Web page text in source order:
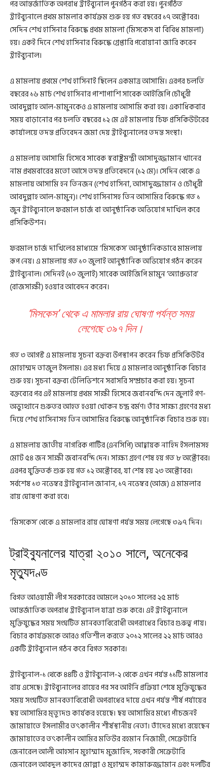
পর আন্তর্জাতিক অপরাধ ট্রাইব্যুনাল পুনর্গঠন করা হয়। পুনর্গঠিত
ট্রাইব্যুনালে প্রথম মামলার কার্যক্রম শুরু হয় গত বছরের ১৭ অক্টোবর।
সেদিন শেখ হাসিনার বিরুদ্ধে প্রথম মামলা (মিসকেস বা বিবিধ মামলা)
হয়। একই দিনে শেখ হাসিনার বিরুদ্ধে গ্রেপ্তারি পরোয়ানা জারি করেন
ট্রাইব্যুনাল।
এ মামলায় প্রথমে শেখ হাসিনাই ছিলেন একমাত্র আসামি। এরপর চলতি
বছরের ১৬ মার্চ শেখ হাসিনার পাশাপাশি সাবেক আইজিপি চৌধুরী
আবদুল্লাহ আল-মামুনকেও এ মামলায় আসামি করা হয়। একাধিকবার
সময় বাড়ানোর পর চলতি বছরের ১২ মে এই মামলায় চিফ প্রসিকিউটরের
কার্যালয়ে তদন্ত প্রতিবেদন জমা দেয় ট্রাইব্যুনালের তদন্ত সংস্থা।
এ মামলায় আসামি হিসেবে সাবেক স্বরাষ্ট্রমন্ত্রী আসাদুজ্জামান খানের
নাম প্রথমবারের মতো আসে তদন্ত প্রতিবেদনে (১২ মে)। সেদিন থেকে এ
মামলায় আসামি হন তিনজন (শেখ হাসিনা, আসাদুজ্জামান ও চৌধুরী
আবদুল্লাহ আল-মামুন)। শেখ হাসিনাসহ তিন আসামির বিরুদ্ধে গত ১
জুন ট্রাইব্যুনালে ফরমাল চার্জ বা আনুষ্ঠানিক অভিযোগ দাখিল করে
প্রসিকিউশন।
ফরমাল চার্জ দাখিলের মাধ্যমে ‘মিসকেস’ আনুষ্ঠানিকভাবে মামলায়
রূপ নেয়। এ মামলায় গত ১০ জুলাই আনুষ্ঠানিক অভিযোগ গঠন করেন
ট্রাইব্যুনাল। সেদিনই (১০ জুলাই) সাবেক আইজিপি মামুন ‘অ্যাপ্রুভার’
(রাজসাক্ষী) হওয়ার আবেদন করেন।
‘মিসকেস’ থেকে এ মামলার রায় ঘোষণা পর্যন্ত সময়
লেগেছে ৩৯৭ দিন।
গত ৩ আগস্ট এ মামলায় সূচনা বক্তব্য উপস্থাপন করেন চিফ প্রসিকিউটর
মোহাম্মদ তাজুল ইসলাম। এর মধ্য দিয়ে এ মামলার আনুষ্ঠানিক বিচার
শুরু হয়। সূচনা বক্তব্য টেলিভিশনে সরাসরি সম্প্রচার করা হয়। সূচনা
বক্তব্যের পর এই মামলায় প্রথম সাক্ষী হিসেবে জবানবন্দি দেন জুলাই গণ-
অভ্যুত্থানে গুরুতর আহত হওয়া খোকন চন্দ্র বর্মণ। তাঁর সাক্ষ্য গ্রহণের মধ্য
দিয়ে শেখ হাসিনাসহ তিন আসামির বিরুদ্ধে আনুষ্ঠানিক বিচার শুরু হয়।
এ মামলায় জাতীয় নাগরিক পার্টির (এনসিপি) আহ্বায়ক নাহিদ ইসলামসহ
মোট ৫৪ জন সাক্ষী জবানবন্দি দেন। সাক্ষ্য গ্রহণ শেষ হয় গত ৮ অক্টোবর।
এরপর যুক্তিতর্ক শুরু হয় গত ১২ অক্টোবর, যা শেষ হয় ২৩ অক্টোবর।
সর্বশেষ ১৩ নভেম্বর ট্রাইব্যুনাল জানান, ১৭ নভেম্বর (আজ) এ মামলার
রায় ঘোষণা করা হবে।
‘মিসকেস’ থেকে এ মামলার রায় ঘোষণা পর্যন্ত সময় লেগেছে ৩৯৭ দিন।
ট্রাইব্যুনালের যাত্রা ২০১০ সালে, অনেকের
মৃত্যুদণ্ড
বিগত আওয়ামী লীগ সরকারের আমলে ২০১০ সালের ২৫ মার্চ
আন্তর্জাতিক অপরাধ ট্রাইব্যুনাল যাত্রা শুরু করে। এই ট্রাইব্যুনালে
মুক্তিযুদ্ধের সময় সংঘটিত মানবতাবিরোধী অপরাধের বিচার গুরুত্ব পায়।
বিচার কার্যক্রমকে আরও গতিশীল করতে ২০১২ সালের ২২ মার্চ আরও
একটি ট্রাইব্যুনাল গঠন করে বিগত সরকার।
ট্রাইব্যুনাল-১ থেকে ৪৪টি ও ট্রাইব্যুনাল-২ থেকে এখন পর্যন্ত ১১টি মামলার
রায় এসেছে। ট্রাইব্যুনালের রায়ের পর সব আইনি প্রক্রিয়া শেষে মুক্তিযুদ্ধের
সময় সংঘটিত মানবতাবিরোধী অপরাধের দায়ে এখন পর্যন্ত শীর্ষ পর্যায়ের
ছয় আসামির মৃত্যুদণ্ড কার্যকর হয়েছে। ছয় আসামির মধ্যে পাঁচজনই
জামায়াতে ইসলামীর তৎকালীন শীর্ষস্থানীয় নেতা। তাঁদের মধ্যে রয়েছেন
জামায়াতের তৎকালীন আমির মতিউর রহমান নিজামী, সেক্রেটারি
জেনারেল আলী আহসান মুহাম্মাদ মুজাহিদ, সহকারী সেক্রেটারি
জেনারেল আবদুল কাদের মোল্লা ও মুহাম্মদ কামারুজ্জামান এবং দলটির